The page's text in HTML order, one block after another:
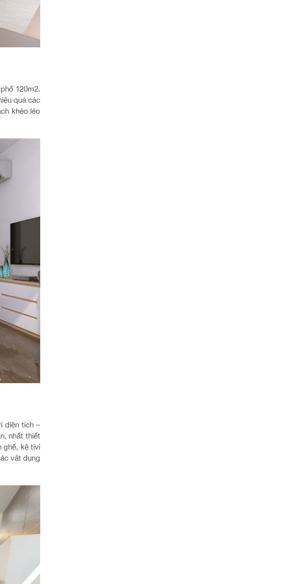
120m2.
quả các
khéo léo
diện tích –
nhất thiết
ghế, kệ tivi
vật dụng